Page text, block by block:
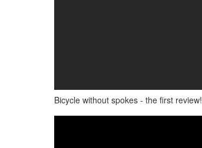
Bicycle without spokes - the first review!